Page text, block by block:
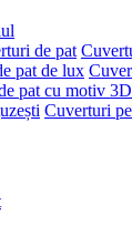
de pat
pat de lux
pat cu motiv 3D
Cuverturi